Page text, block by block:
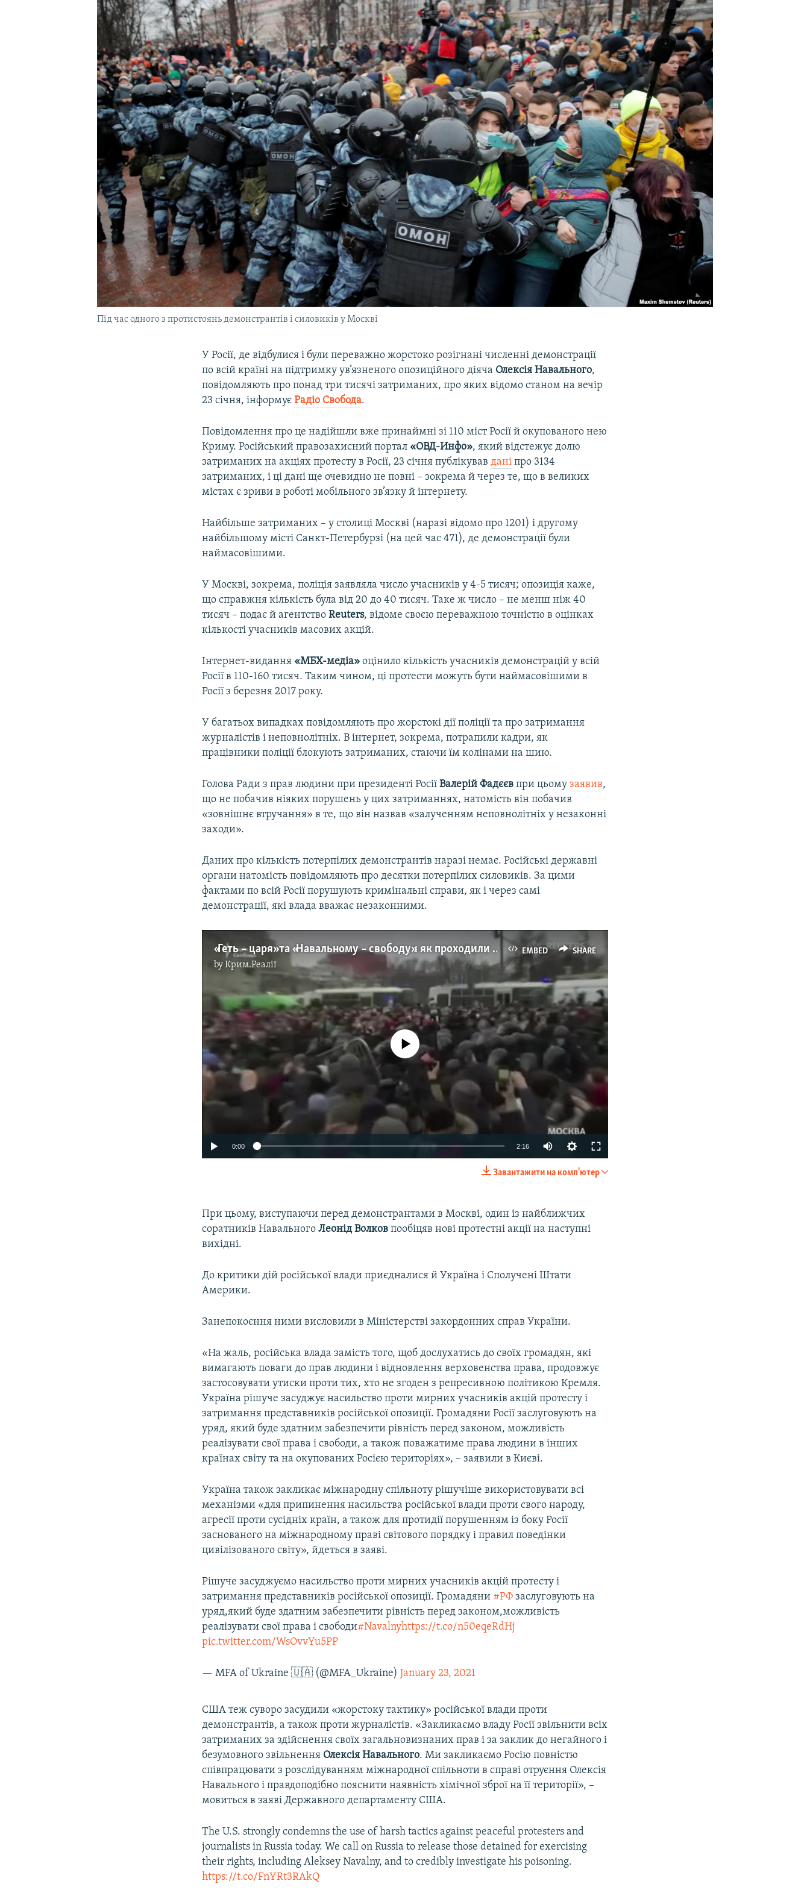
УКРАЇНСЬКА ПРОБЛЕМА КРИМУ
Під час одного з протистоянь демонстрантів і силовиків у Москві
У Росії, де відбулися і були переважно жорстоко розігнані численні демонстрації
по всій країні на підтримку ув’язненого опозиційного діяча Олексія Навального,
повідомляють про понад три тисячі затриманих, про яких відомо станом на вечір
23 січня, інформуєРадіо Свобода.
Повідомлення про це надійшли вже принаймні зі 110 міст Росії й окупованого нею
Криму. Російський правозахисний портал «ОВД-Инфо», який відстежує долю
затриманих на акціях протесту в Росії, 23 січня публікувавдані про 3134
затриманих, і ці дані ще очевидно не повні – зокрема й через те, що в великих
містах є зриви в роботі мобільного зв’язку й інтернету.
Найбільше затриманих – у столиці Москві (наразі відомо про 1201) і другому
найбільшому місті Санкт-Петербурзі (на цей час 471), де демонстрації були
наймасовішими.
У Москві, зокрема, поліція заявляла число учасників у 4-5 тисяч; опозиція каже,
що справжня кількість була від 20 до 40 тисяч. Таке ж число – не менш ніж 40
тисяч – подає й агентствоReuters, відоме своєю переважною точністю в оцінках
кількості учасників масових акцій.
Інтернет-видання «МБХ-медіа» оцінило кількість учасників демонстрацій у всій
Росії в 110-160 тисяч. Таким чином, ці протести можуть бути наймасовішими в
Росії з березня 2017 року.
У багатьох випадках повідомляють про жорстокі дії поліції та про затримання
журналістів і неповнолітніх. В інтернет, зокрема, потрапили кадри, як
працівники поліції блокують затриманих, стаючи їм колінами на шию.
Голова Ради з прав людини при президенті РосіїВалерій Фадєєвпри цьомузаявив,
що не побачив ніяких порушень у цих затриманнях, натомість він побачив
«зовнішнє втручання» в те, що він назвав «залученням неповнолітніх у незаконні
заходи».
Даних про кількість потерпілих демонстрантів наразі немає. Російські державні
органи натомість повідомляють про десятки потерпілих силовиків. За цими
фактами по всій Росії порушують кримінальні справи, як і через самі
демонстрації, які влада вважає незаконними.
EMBED SHARE
«Геть – царя» та «Навальному – свободу»: як проходили акції на підтримку опозиціонера в Росії (відео)
byКрим.Реалії
720p 1080p
No media source currently available
0:00 2:16
720p
Завантажити на комп'ютер
При цьому, виступаючи перед демонстрантами в Москві, один із найближчих
соратників НавальногоЛеонід Волков пообіцяв нові протестні акції на наступні
вихідні.
До критики дій російської влади приєдналися й Україна і Сполучені Штати
Америки.
Занепокоєння ними висловили в Міністерстві закордонних справ України.
«На жаль, російська влада замість того, щоб дослухатись до своїх громадян, які
вимагають поваги до прав людини і відновлення верховенства права, продовжує
застосовувати утиски проти тих, хто не згоден з репресивною політикою Кремля.
Україна рішуче засуджує насильство проти мирних учасників акцій протесту і
затримання представників російської опозиції. Громадяни Росії заслуговують на
уряд, який буде здатним забезпечити рівність перед законом, можливість
реалізувати свої права і свободи, а також поважатиме права людини в інших
країнах світу та на окупованих Росією територіях», – заявили в Києві.
Україна також закликає міжнародну спільноту рішучіше використовувати всі
механізми «для припинення насильства російської влади проти свого народу,
агресії проти сусідніх країн, а також для протидії порушенням із боку Росії
заснованого на міжнародному праві світового порядку і правил поведінки
цивілізованого світу», йдеться в заяві.
Рішуче засуджуємо насильство проти мирних учасників акцій протесту і
затримання представників російської опозиції. Громадяни #РФ заслуговують на
уряд,який буде здатним забезпечити рівність перед законом,можливість
реалізувати свої права і свободи#Navalnyhttps://t.co/n50eqeRdHj
pic.twitter.com/WsOvvYu5PP
— MFA of Ukraine 🇺🇦 (@MFA_Ukraine)January 23, 2021
США теж суворо засудили «жорстоку тактику» російської влади проти
демонстрантів, а також проти журналістів. «Закликаємо владу Росії звільнити всіх
затриманих за здійснення своїх загальновизнаних прав і за заклик до негайного і
безумовного звільнення Олексія Навального. Ми закликаємо Росію повністю
співпрацювати з розслідуванням міжнародної спільноти в справі отруєння Олексія
Навального і правдоподібно пояснити наявність хімічної зброї на її території», –
мовиться в заяві Державного департаменту США.
The U.S. strongly condemns the use of harsh tactics against peaceful protesters and
journalists in Russia today. We call on Russia to release those detained for exercising
their rights, including Aleksey Navalny, and to credibly investigate his poisoning.
https://t.co/FnYRt3RAkQ